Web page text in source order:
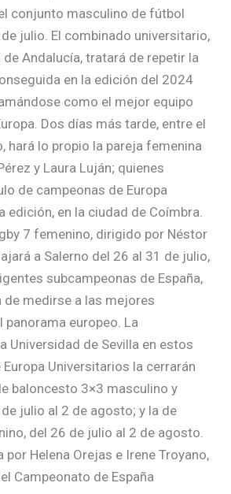
conjunto masculino de fútbol
julio. El combinado universitario,
Andalucía, tratará de repetir la
en la edición del 2024
como el mejor equipo
Dos días más tarde, entre el
hará lo propio la pareja femenina
y Laura Luján; quienes
de campeonas de Europa
edición, en la ciudad de Coímbra.
7 femenino, dirigido por Néstor
a Salerno del 26 al 31 de julio,
subcampeonas de España,
de medirse a las mejores
panorama europeo. La
Universidad de Sevilla en estos
Universitarios la cerrarán
baloncesto 3×3 masculino y
julio al 2 de agosto; y la de
del 26 de julio al 2 de agosto.
Helena Orejas e Irene Troyano,
Campeonato de España